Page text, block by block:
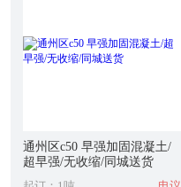
通州区c50 早强加固混凝土/
超早强/无收缩/同城送货